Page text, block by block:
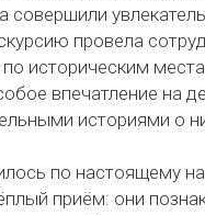
совершили
провела
по историческим
впечатление на
историями о
по настоящему
приём: они